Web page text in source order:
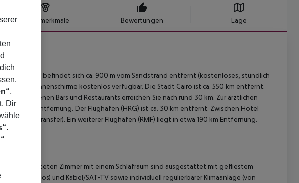
Hotelmerkmale Bewertungen Lage
(Adults only) befindet sich ca. 900 m vom Sandstrand entfernt (kostenloses, stündlich
und Sonnenschirme kostenlos verfügbar. Die Stadt Cairo ist ca. 550 km entfernt.
Bars und Restaurants erreichen Sie nach rund 30 km. Zur ärztlichen
30 km Entfernung. Der Flughafen (HRG) ist ca. 30 km entfernt. Zwischen Hotel
Bodentransfer). Ein weiterer Flughafen (RMF) liegt in etwa 190 km Entfernung.
eingerichteten Zimmer mit einem Schlafraum sind ausgestattet mit gefliestem
(kostenlos) und Kabel/SAT-TV sowie individuell regulierbarer Klimaanlage (von
,
Dir
.